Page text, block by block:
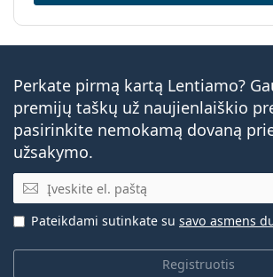
Perkate pirmą kartą Lentiamo?
premijų taškų už naujienlaiškio
pasirinkite nemokamą dovaną
užsakymo.
El. pašto adresas
Registruotis
Pateikdami sutinkate su savo asmens